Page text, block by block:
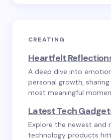
CREATING
Heartfelt
A deep dive into
personal growth,
most meaningful
Latest Tech
Explore the newest and
technology products